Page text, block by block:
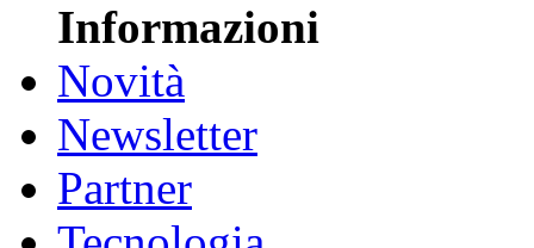
Informazioni
Novità
Newsletter
Partner